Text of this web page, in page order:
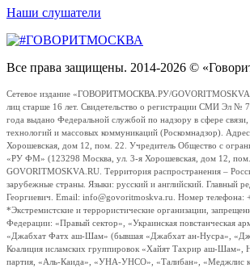
Наши слушатели
Все права защищены. 2014-2026 ©
Сетевое издание «ГОВОРИТМОСКВА.РУ/
лиц старше 16 лет. Свидетельство о регистрации СМИ Эл №
года выдано Федеральной службой по надзору в сфере
технологий и массовых коммуникаций (Роскомнадзор).
Хорошевская, дом 12, пом. 22. Учредитель Общество с
«РУ ФМ» (123298 Москва, ул. 3-я Хорошевская, дом 12,
GOVORITMOSKVA.RU. Территория распространения –
зарубежные страны. Языки: русский и английский. Главный
Георгиевич. Email: info@govoritmoskva.ru. Номер телефона:
*Экстремистские и террористические организации,
Федерации: «Правый сектор», «Украинская повстанческая
«Джабхат Фатх аш-Шам» (бывшая «Джабхат ан-Нусра»,
Коалиция исламских группировок «Хайят Тахрир аш-Шам»,
партия, «Аль-Каида», «УНА-УНСО», «Талибан», «Меджлис